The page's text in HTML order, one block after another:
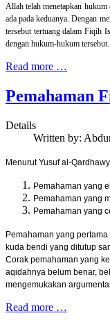
Allah telah menetapkan
ada pada keduanya. Dengan
tersebut tertuang dalam Fiqih
dengan hukum-hukum
Read more …
Pemahaman
Details
Written by:
Menurut Yusuf al-
Pemahaman yang
Pemahaman yang
Pemahaman yang
Pemahaman yang
kuda bendi yang ditutup
Corak pemahaman yang
aqidahnya belum benar,
mengemukakan
Read more …